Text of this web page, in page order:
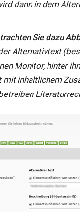
dann in dem
Sie dazu
Alternativtext
Monitor, hinter
mit inhaltlichem